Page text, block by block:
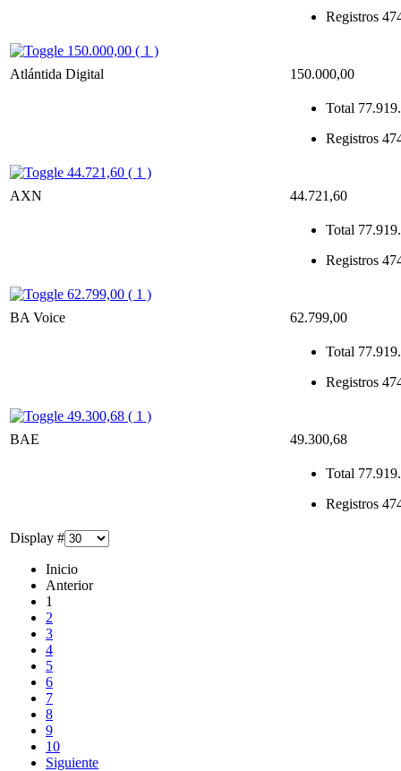
Display #
Inicio
Anterior
1
2
3
4
5
6
7
8
9
10
Siguiente
Registros
150.000,00 ( 1 )
Atlántida Digital
150.000,00
Total
Registros
44.721,60 ( 1 )
AXN
44.721,60
Total
Registros
62.799,00 ( 1 )
BA Voice
62.799,00
Total
Registros
49.300,68 ( 1 )
BAE
49.300,68
Total
Registros